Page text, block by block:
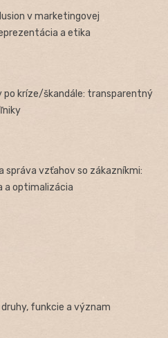
v marketingovej
a etika
po kríze/škandále: transparentný
správa vzťahov so zákazníkmi:
a optimalizácia
druhy, funkcie a význam